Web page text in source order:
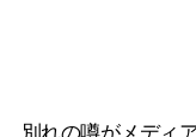
別れの噂がメディ